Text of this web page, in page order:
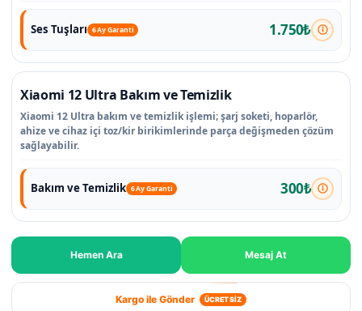
Ses Tuşları 6 Ay Garanti 1.750₺
Xiaomi 12 Ultra Bakım ve Temizlik
Xiaomi 12 Ultra bakım ve temizlik işlemi; şarj soketi, hoparlör,
ahize ve cihaz içi toz/kir birikimlerinde parça değişmeden çözüm
sağlayabilir.
Bakım ve Temizlik 6 Ay Garanti 300₺
Hemen Ara Mesaj At
Kargo ile Gönder ÜCRETSİZ